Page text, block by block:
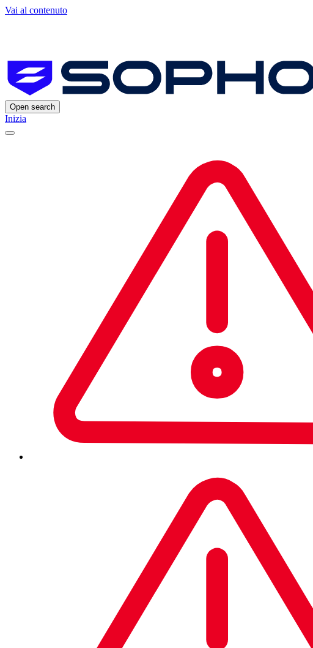
Vai al contenuto
Open search
Inizia